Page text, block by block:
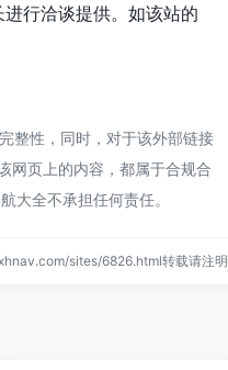
行洽谈提供。如该站的
整性，同时，对于该外部链接
网页上的内容，都属于合规合
大全不承担任何责任。
sites/6826.html转载请注明